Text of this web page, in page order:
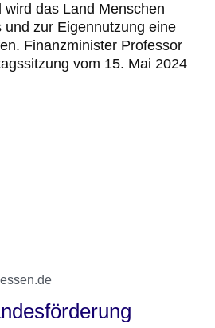
das Land Menschen
zur Eigennutzung eine
Finanzminister Professor
vom 15. Mai 2024